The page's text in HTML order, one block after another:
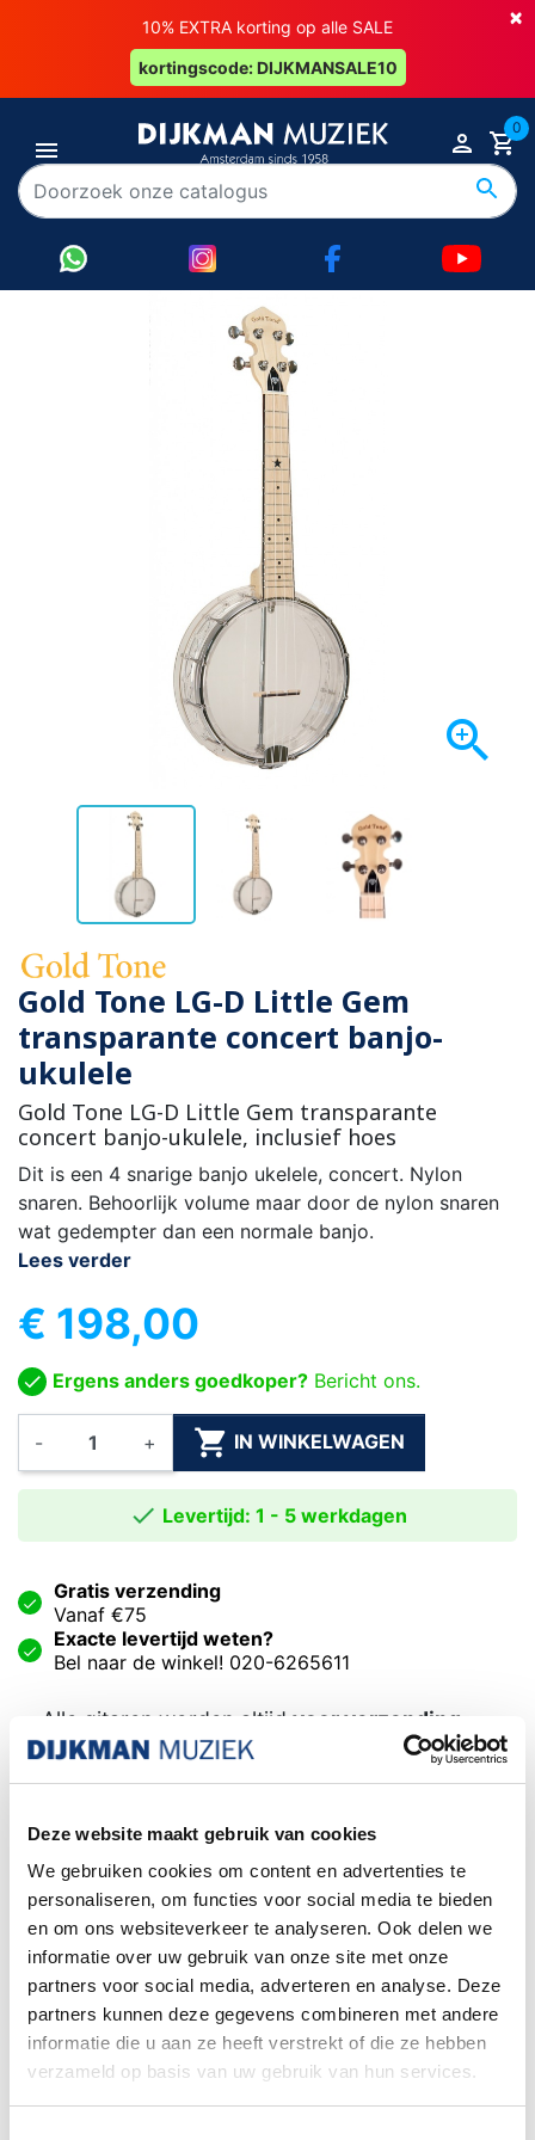
Deze website maakt gebruik van cookies
We gebruiken cookies om content en advertenties te
personaliseren, om functies voor social media te bieden
en om ons websiteverkeer te analyseren. Ook delen we
informatie over uw gebruik van onze site met onze
partners voor social media, adverteren en analyse. Deze
partners kunnen deze gegevens combineren met andere
informatie die u aan ze heeft verstrekt of die ze hebben
verzameld op basis van uw gebruik van hun services.
×
10% EXTRA korting op alle SALE
kortingscode: DIJKMANSALE10
0

Gold Tone LG-D Little Gem
transparante concert banjo-
ukulele
Gold Tone LG-D Little Gem transparante
concert banjo-ukulele, inclusief hoes
Dit is een 4 snarige banjo ukelele, concert. Nylon
snaren. Behoorlijk volume maar door de nylon snaren
wat gedempter dan een normale banjo.
Lees verder
€ 198,00
Ergens anders goedkoper? Bericht ons.
- +  IN WINKELWAGEN
 Levertijd: 1 - 5 werkdagen
Gratis verzending
Vanaf €75
Exacte levertijd weten?
Bel naar de winkel! 020-6265611
Alle gitaren worden altijd voor verzending
nagekeken en afgesteld door onze
in-house
Luthier.
Het kiezen van eenDHL service punt is niet
mogelijk wanneer uw bestelling een piano of
gitaarbevat. Dit formaat pakket wordt door het
postpunt namelijk niet geaccepteerd.
Familiebedrijf sinds 1958